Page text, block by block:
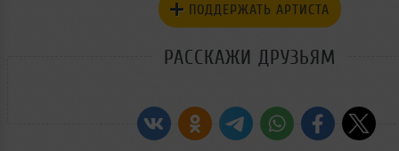
ПОДДЕРЖАТЬ АРТИСТА
РАССКАЖИ ДРУЗЬЯМ